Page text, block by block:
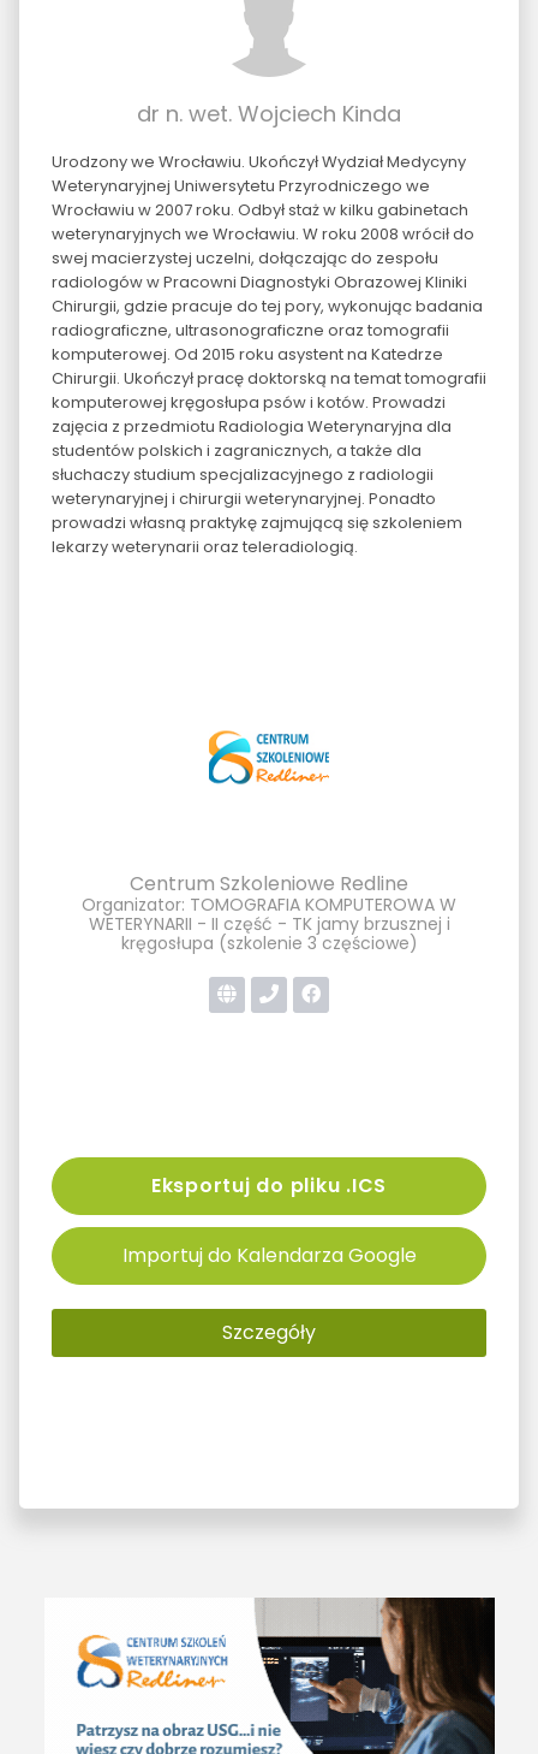
dr n. wet. Wojciech Kinda
Urodzony we Wrocławiu. Ukończył Wydział Medycyny
Weterynaryjnej Uniwersytetu Przyrodniczego we
Wrocławiu w 2007 roku. Odbył staż w kilku gabinetach
weterynaryjnych we Wrocławiu. W roku 2008 wrócił do
swej macierzystej uczelni, dołączając do zespołu
radiologów w Pracowni Diagnostyki Obrazowej Kliniki
Chirurgii, gdzie pracuje do tej pory, wykonując badania
radiograficzne, ultrasonograficzne oraz tomografii
komputerowej. Od 2015 roku asystent na Katedrze
Chirurgii. Ukończył pracę doktorską na temat tomografii
komputerowej kręgosłupa psów i kotów. Prowadzi
zajęcia z przedmiotu Radiologia Weterynaryjna dla
studentów polskich i zagranicznych, a także dla
słuchaczy studium specjalizacyjnego z radiologii
weterynaryjnej i chirurgii weterynaryjnej. Ponadto
prowadzi własną praktykę zajmującą się szkoleniem
lekarzy weterynarii oraz teleradiologią.
Centrum Szkoleniowe Redline
Organizator: TOMOGRAFIA KOMPUTEROWA W
WETERYNARII - II część - TK jamy brzusznej i
kręgosłupa (szkolenie 3 częściowe)
Eksportuj do pliku .ICS
Importuj do Kalendarza Google
Szczegóły